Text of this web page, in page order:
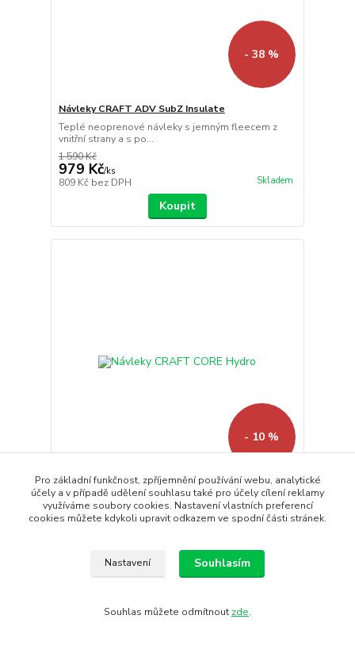
- 38 %
Návleky CRAFT ADV SubZ Insulate
Teplé neoprenové návleky s jemným fleecem z
vnitřní strany a s po...
1 590 Kč
979 Kč/ks
809 Kč bez DPH Skladem
Koupit
- 10 %
Návleky CRAFT CORE Hydro
Vodě a větruodolné cyklistické návleky na boty
CRAFT CORE Hydro s...
bez DPH
Pro základní funkčnost, zpříjemnění používání webu, analytické
účely a v případě udělení souhlasu také pro účely cílení reklamy
využíváme soubory cookies. Nastavení vlastních preferencí
cookies můžete kdykoli upravit odkazem ve spodní části stránek.
Nastavení Souhlasím
Souhlas můžete odmítnout zde.